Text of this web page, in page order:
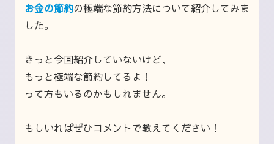
お金の節約の極端な節約方法について紹介してみま
した。
きっと今回紹介していないけど、
もっと極端な節約してるよ！
って方もいるのかもしれません。
もしいればぜひコメントで教えてください！